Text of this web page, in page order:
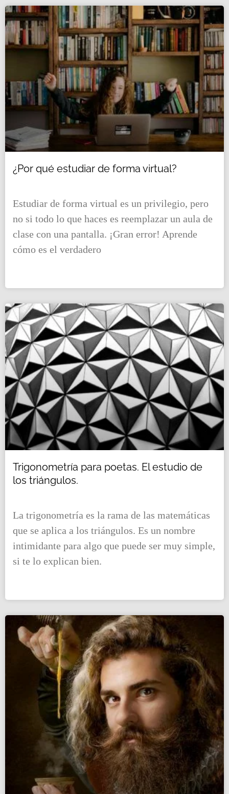
¿Por qué estudiar de forma virtual?
Estudiar de forma virtual es un privilegio, pero
no si todo lo que haces es reemplazar un aula de
clase con una pantalla. ¡Gran error! Aprende
cómo es el verdadero
Trigonometría para poetas. El estudio de
los triángulos.
La trigonometría es la rama de las matemáticas
que se aplica a los triángulos. Es un nombre
intimidante para algo que puede ser muy simple,
si te lo explican bien.